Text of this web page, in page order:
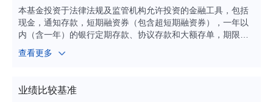
本基金投资于法律法规及监管机构允许投资的金融工具，包括
现金，通知存款，短期融资券（包含超短期融资券），一年以
内（含一年）的银行定期存款、协议存款和大额存单，期限在
一年以内（含一年）的债券回购，期限在一年以内（含一年）
的中央银行票据，剩余期限（或回售期限）在397天以内（含3
证监会允许本基金投资的其他固定收益类金融工具。
查看更多
业绩比较基准